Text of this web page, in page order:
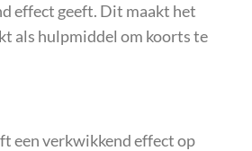
effect geeft. Dit maakt het
als hulpmiddel om koorts te
een verkwikkend effect op